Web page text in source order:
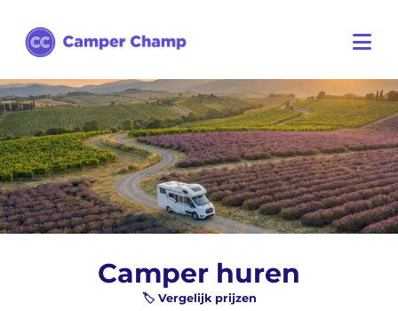
Camper huren
🏷️ Vergelijk prijzen